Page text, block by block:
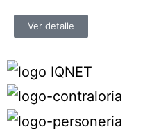
Ver detalle